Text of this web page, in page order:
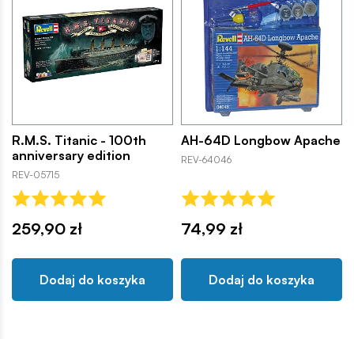
R.M.S. Titanic - 100th
anniversary edition
REV-05715
259,90 zł
Dodaj do koszyka
AH-64D Longbow Apache
REV-64046
74,99 zł
Dodaj do koszyka